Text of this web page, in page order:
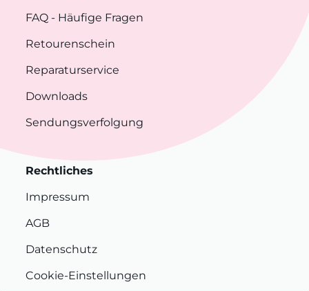
FAQ - Häufige Fragen
Retourenschein
Reparaturservice
Downloads
Sendungsverfolgung
Rechtliches
Impressum
AGB
Datenschutz
Cookie-Einstellungen